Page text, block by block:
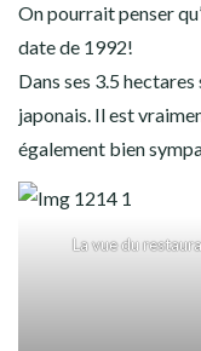
On pourrait penser
date de 1992!
Dans ses 3.5
japonais. Il est
également bien
La vue du